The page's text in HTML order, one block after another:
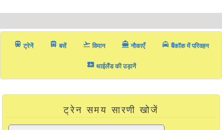
train ट्रेनें directions_bus_filled बसें flight_takeoff विमान directions_boat नौकाएँ local_taxi बैंकॉक में परिवहन
airplane_ticket थाईलैंड की उड़ानें
ट्रेन समय सारणी खोजें